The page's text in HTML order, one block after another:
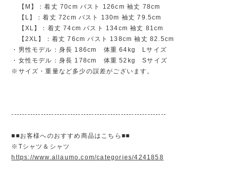
【M】：着丈 70cm バスト 126cm 袖丈 78cm
【L】：着丈 72cm バスト 130m 袖丈 79.5cm
【XL】：着丈 74cm バスト 134cm 袖丈 81cm
【2XL】：着丈 76cm バスト 138cm 袖丈 82.5cm
・男性モデル：身長 186cm 体重 64kg Lサイズ
・女性モデル：身長 178cm 体重 52kg Sサイズ
※サイズ・重量など多少の誤差がございます。
----------------------------------------------------------
■■お客様へのおすすめ商品はこちら■■
※Tシャツ＆シャツ
https://www.allaumo.com/categories/4241858